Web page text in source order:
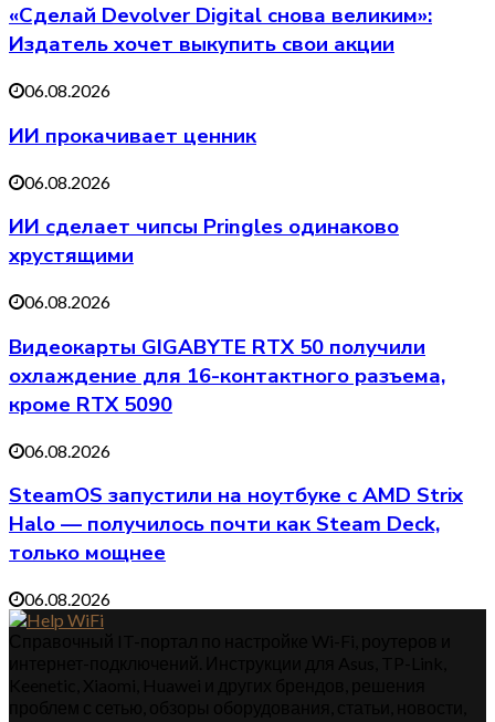
«Сделай Devolver Digital снова великим»:
Издатель хочет выкупить свои акции
06.08.2026
ИИ прокачивает ценник
06.08.2026
ИИ сделает чипсы Pringles одинаково
хрустящими
06.08.2026
Видеокарты GIGABYTE RTX 50 получили
охлаждение для 16-контактного разъема,
кроме RTX 5090
06.08.2026
SteamOS запустили на ноутбуке с AMD Strix
Halo — получилось почти как Steam Deck,
только мощнее
06.08.2026